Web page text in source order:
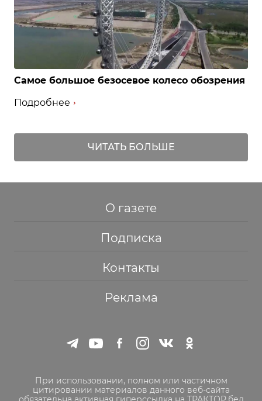
Самое большое безосевое колесо обозрения
Подробнее
ЧИТАТЬ БОЛЬШЕ
О газете
Подписка
Контакты
Реклама
При использовании, полном или частичном
цитировании материалов данного веб-сайта